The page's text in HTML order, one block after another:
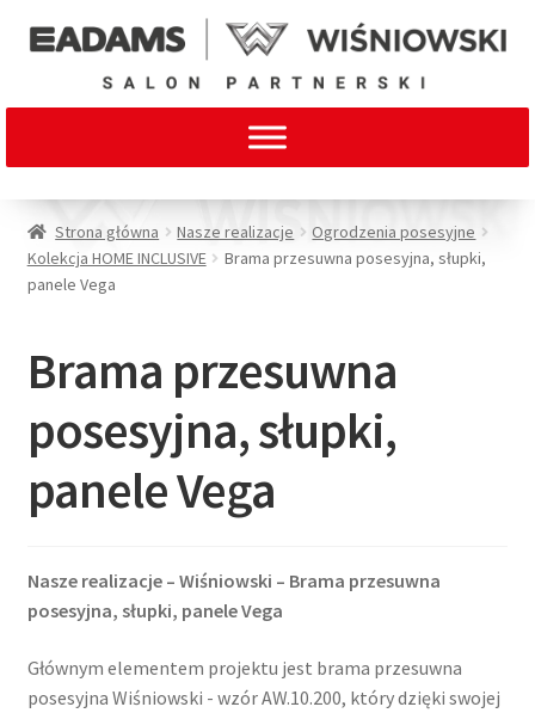
Strona główna Nasze realizacje
Ogrodzenia posesyjne
Kolekcja HOME INCLUSIVE
Brama przesuwna posesyjna, słupki,
panele Vega
Brama przesuwna
posesyjna, słupki,
panele Vega
Nasze realizacje – Wiśniowski – Brama przesuwna
posesyjna, słupki, panele Vega
Głównym elementem projektu jest brama przesuwna
posesyjna Wiśniowski - wzór AW.10.200, który dzięki swojej